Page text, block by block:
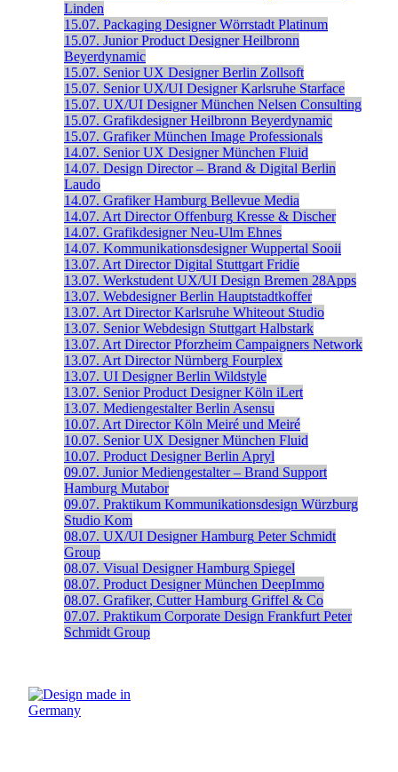
Linden
15.07. Packaging Designer Wörrstadt Platinum
15.07. Junior Product Designer Heilbronn
Beyerdynamic
15.07. Senior UX Designer Berlin Zollsoft
15.07. Senior UX/UI Designer Karlsruhe Starface
15.07. UX/UI Designer München Nelsen Consulting
15.07. Grafikdesigner Heilbronn Beyerdynamic
15.07. Grafiker München Image Professionals
14.07. Senior UX Designer München Fluid
14.07. Design Director – Brand & Digital Berlin
Laudo
14.07. Grafiker Hamburg Bellevue Media
14.07. Art Director Offenburg Kresse & Discher
14.07. Grafikdesigner Neu-Ulm Ehnes
14.07. Kommunikationsdesigner Wuppertal Sooii
13.07. Art Director Digital Stuttgart Fridie
13.07. Werkstudent UX/UI Design Bremen 28Apps
13.07. Webdesigner Berlin Hauptstadtkoffer
13.07. Art Director Karlsruhe Whiteout Studio
13.07. Senior Webdesign Stuttgart Halbstark
13.07. Art Director Pforzheim Campaigners Network
13.07. Art Director Nürnberg Fourplex
13.07. UI Designer Berlin Wildstyle
13.07. Senior Product Designer Köln iLert
13.07. Mediengestalter Berlin Asensu
10.07. Art Director Köln Meiré und Meiré
10.07. Senior UX Designer München Fluid
10.07. Product Designer Berlin Apryl
09.07. Junior Mediengestalter – Brand Support
Hamburg Mutabor
09.07. Praktikum Kommunikationsdesign Würzburg
Studio Kom
08.07. UX/UI Designer Hamburg Peter Schmidt
Group
08.07. Visual Designer Hamburg Spiegel
08.07. Product Designer München DeepImmo
08.07. Grafiker, Cutter Hamburg Griffel & Co
07.07. Praktikum Corporate Design Frankfurt Peter
Schmidt Group